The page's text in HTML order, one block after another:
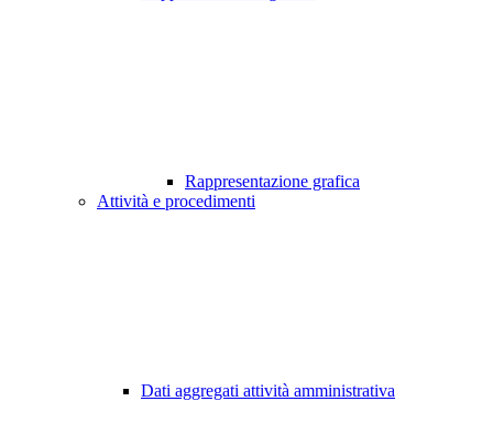
Rappresentazione grafica
Attività e procedimenti
Dati aggregati attività amministrativa